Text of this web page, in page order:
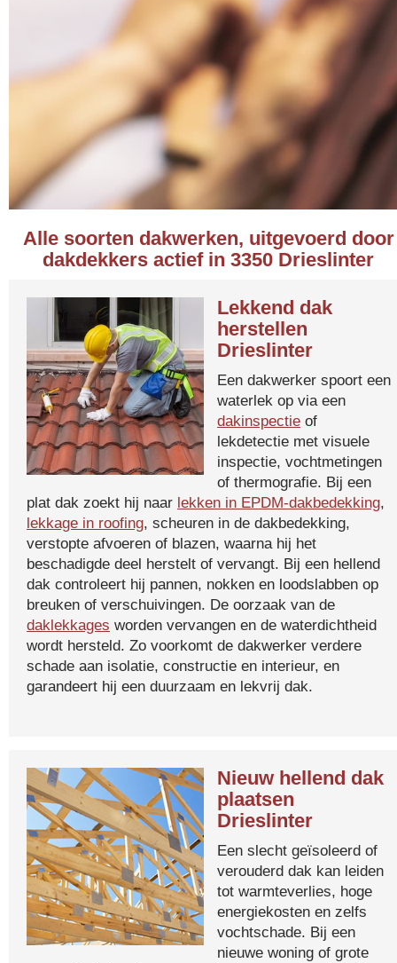
Alle soorten dakwerken, uitgevoerd door
dakdekkers actief in 3350 Drieslinter
Lekkend dak
herstellen
Drieslinter
Een dakwerker spoort een
waterlek op via een
dakinspectie of
lekdetectie met visuele
inspectie, vochtmetingen
of thermografie. Bij een
plat dak zoekt hij naar lekken in EPDM-dakbedekking,
lekkage in roofing, scheuren in de dakbedekking,
verstopte afvoeren of blazen, waarna hij het
beschadigde deel herstelt of vervangt. Bij een hellend
dak controleert hij pannen, nokken en loodslabben op
breuken of verschuivingen. De oorzaak van de
daklekkages worden vervangen en de waterdichtheid
wordt hersteld. Zo voorkomt de dakwerker verdere
schade aan isolatie, constructie en interieur, en
garandeert hij een duurzaam en lekvrij dak.
Nieuw hellend dak
plaatsen
Drieslinter
Een slecht geïsoleerd of
verouderd dak kan leiden
tot warmteverlies, hoge
energiekosten en zelfs
vochtschade. Bij een
nieuwe woning of grote